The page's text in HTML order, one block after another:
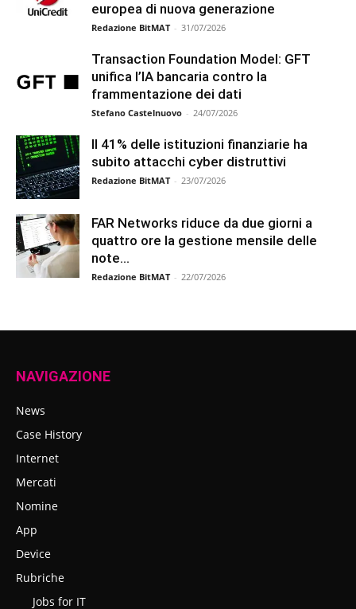
europea di nuova generazione
Redazione BitMAT - 31/07/2026
Transaction Foundation Model: GFT
unifica l’IA bancaria contro la
frammentazione dei dati
Stefano Castelnuovo - 24/07/2026
Il 41% delle istituzioni finanziarie ha
subito attacchi cyber distruttivi
Redazione BitMAT - 23/07/2026
FAR Networks riduce da due giorni a
quattro ore la gestione mensile delle
note...
Redazione BitMAT - 22/07/2026
NAVIGAZIONE
News
Case History
Internet
Mercati
Nomine
App
Device
Rubriche
Jobs for IT